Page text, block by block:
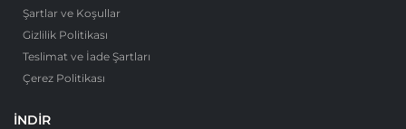
Şartlar ve Koşullar
Gizlilik Politikası
Teslimat ve İade Şartları
Çerez Politikası
İNDIR